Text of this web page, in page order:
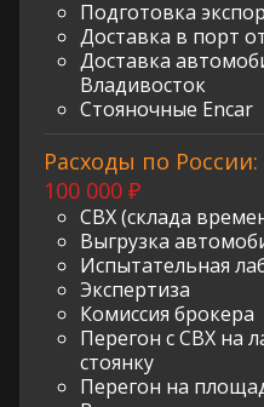
Подготовка
Доставка в порт
Доставка
Владивосток
Стояночные Encar
Расходы по России:
100 000 ₽
СВХ (склада
Выгрузка
Испытательная
Экспертиза
Комиссия брокера
Перегон с СВХ на
стоянку
Перегон на